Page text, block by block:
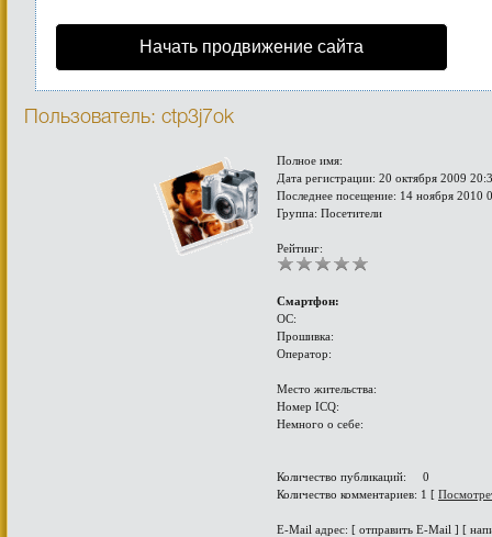
Начать продвижение сайта
Пользователь: ctp3j7ok
Полное имя:
Дата регистрации: 20 октября 2009
Последнее посещение: 14 ноября 2010
Группа: Посетители
Рейтинг:
Смартфон:
ОС:
Прошивка:
Оператор:
Место жительства:
Номер ICQ:
Немного о себе:
Количество публикаций: 0
Количество комментариев: 1 [
E-Mail адрес: [ отправить E-Mail ] [